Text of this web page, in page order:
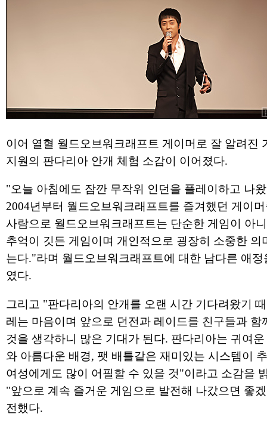
이어 열혈 월드오브워크래프트 게이머로 잘 알려진
지원의 판다리아 안개 체험 소감이 이어졌다.
"오늘 아침에도 잠깐 무작위 인던을 플레이하고 나
2004년부터 월드오브워크래프트를 즐겨했던 게이
사람으로 월드오브워크래프트는 단순한 게임이 아
추억이 깃든 게임이며 개인적으로 굉장히 소중한 의
는다."라며 월드오브워크래프트에 대한 남다른 애정
였다.
그리고 "판다리아의 안개를 오랜 시간 기다려왔기
레는 마음이며 앞으로 던전과 레이드를 친구들과 함
것을 생각하니 많은 기대가 된다. 판다리아는 귀여
와 아름다운 배경, 팻 배틀같은 재미있는 시스템이
여성에게도 많이 어필할 수 있을 것"이라고 소감을
"앞으로 계속 즐거운 게임으로 발전해 나갔으면 좋
전했다.